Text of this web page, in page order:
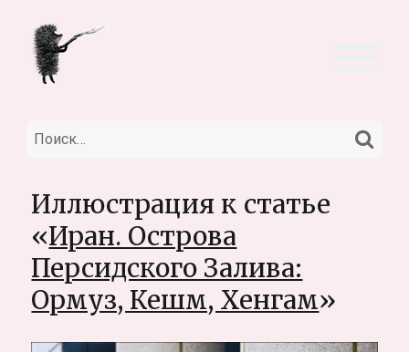
Искать:
Иллюстрация к статье
«Иран. Острова
Персидского Залива:
Ормуз, Кешм, Хенгам»